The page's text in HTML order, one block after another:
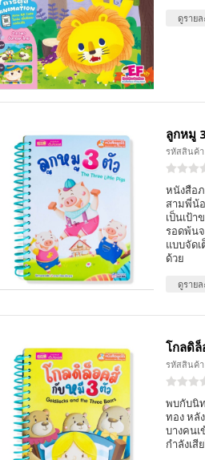
ดูรายล
ลูกหมู
รหัสสินค้า
หนังสือ
สามพี่น้
เป็นเป้
รอดพ้น
แบบจัด
ด้วย
ดูรายล
โกลดิ
รหัสสินค้า
พบกับนิ
ทอง หลั
บางคน
กำลังเ